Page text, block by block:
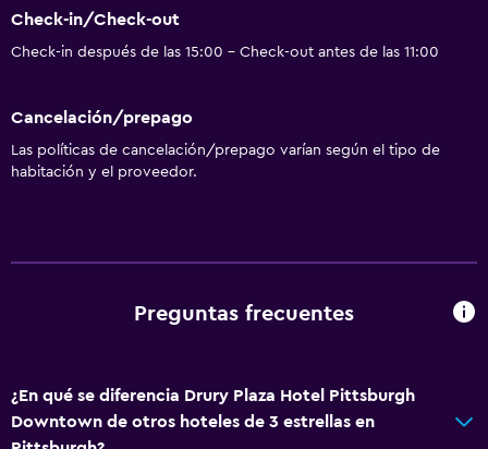
Ropa de cama
Alarma de humo
Baño
Inodoro adaptado
Check-in/Check-out
Check-in después de las 15:00 - Check-out antes de las 11:00
Cancelación/prepago
Las políticas de cancelación/prepago varían según el tipo de
habitación y el proveedor.
Preguntas frecuentes
¿En qué se diferencia Drury Plaza Hotel Pittsburgh
Downtown de otros hoteles de 3 estrellas en